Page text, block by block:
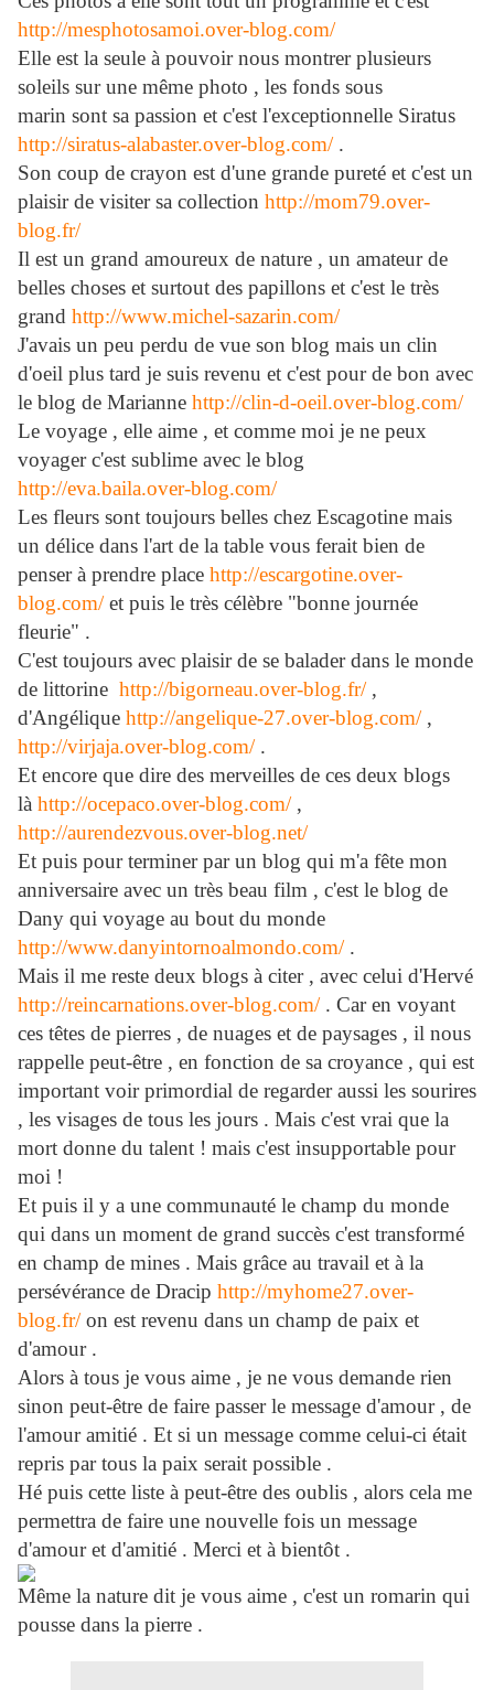
http://mesphotosamoi.over-blog.com/
Elle est la seule à pouvoir nous montrer plusieurs
soleils sur une même photo , les fonds sous
marin sont sa passion et c'est l'exceptionnelle Siratus
http://siratus-alabaster.over-blog.com/.
Son coup de crayon est d'une grande pureté et c'est un
plaisir de visiter sa collection http://mom79.over-
blog.fr/
Il est un grand amoureux de nature , un amateur de
belles choses et surtout des papillons et c'est le très
grand http://www.michel-sazarin.com/
J'avais un peu perdu de vue son blog mais un clin
d'oeil plus tard je suis revenu et c'est pour de bon avec
le blog de Marianne http://clin-d-oeil.over-blog.com/
Le voyage , elle aime , et comme moi je ne peux
voyager c'est sublime avec le blog
http://eva.baila.over-blog.com/
Les fleurs sont toujours belles chez Escagotine mais
un délice dans l'art de la table vous ferait bien de
penser à prendre place http://escargotine.over-
blog.com/et puis le très célèbre "bonne journée
fleurie" .
C'est toujours avec plaisir de se balader dans le monde
de littorine http://bigorneau.over-blog.fr/,
d'Angélique http://angelique-27.over-blog.com/,
http://virjaja.over-blog.com/.
Et encore que dire des merveilles de ces deux blogs
là http://ocepaco.over-blog.com/,
http://aurendezvous.over-blog.net/
Et puis pour terminer par un blog qui m'a fête mon
anniversaire avec un très beau film , c'est le blog de
Dany qui voyage au bout du monde
http://www.danyintornoalmondo.com/.
Mais il me reste deux blogs à citer , avec celui d'Hervé
http://reincarnations.over-blog.com/. Car en voyant
ces têtes de pierres , de nuages et de paysages , il nous
rappelle peut-être , en fonction de sa croyance , qui est
important voir primordial de regarder aussi les sourires
, les visages de tous les jours . Mais c'est vrai que la
mort donne du talent ! mais c'est insupportable pour
moi !
Et puis il y a une communauté le champ du monde
qui dans un moment de grand succès c'est transformé
en champ de mines . Mais grâce au travail et à la
persévérance de Dracip http://myhome27.over-
blog.fr/on est revenu dans un champ de paix et
d'amour .
Alors à tous je vous aime , je ne vous demande rien
sinon peut-être de faire passer le message d'amour , de
l'amour amitié . Et si un message comme celui-ci était
repris par tous la paix serait possible .
Hé puis cette liste à peut-être des oublis , alors cela me
permettra de faire une nouvelle fois un message
d'amour et d'amitié . Merci et à bientôt .
Même la nature dit je vous aime , c'est un romarin qui
pousse dans la pierre .